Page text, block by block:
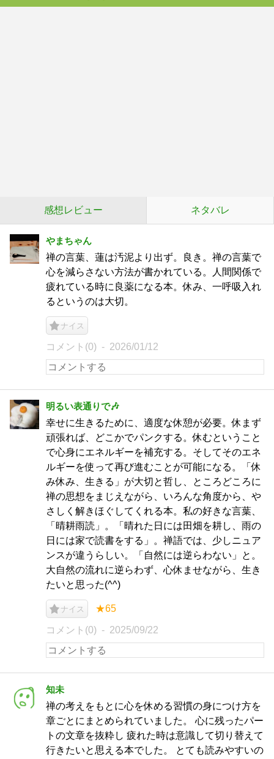
感想レビュー ネタバレ
やまちゃん
禅の言葉、蓮は汚泥より出ず。良き。禅の言葉で
心を減らさない方法が書かれている。人間関係で
疲れている時に良薬になる本。休み、一呼吸入れ
るというのは大切。
ナイス
コメント(0) 2026/01/12
明るい表通りで🎶
幸せに生きるために、適度な休憩が必要。休まず
頑張れば、どこかでパンクする。休むということ
で心身にエネルギーを補充する。そしてそのエネ
ルギーを使って再び進むことが可能になる。「休
み休み、生きる」が大切と哲し、ところどころに
禅の思想をまじえながら、いろんな角度から、や
さしく解きほぐしてくれる本。私の好きな言葉、
「晴耕雨読」。「晴れた日には田畑を耕し、雨の
日には家で読書をする」。禅語では、少しニュア
ンスが違うらしい。「自然には逆らわない」と。
大自然の流れに逆らわず、心休ませながら、生き
たいと思った(^^)
ナイス ★65
コメント(0) 2025/09/22
知未
禅の考えをもとに心を休める習慣の身につけ方を
章ごとにまとめられていました。 心に残ったパー
トの文章を抜粋し 疲れた時は意識して切り替えて
行きたいと思える本でした。 とても読みやすいの